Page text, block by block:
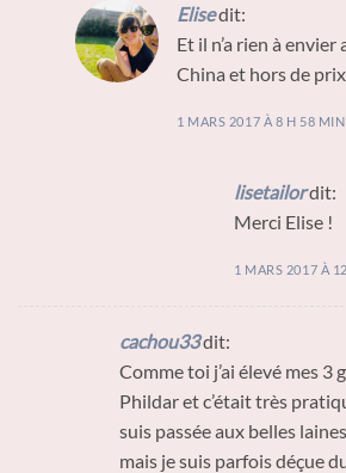
Elisedit:
Et il n’a rien à
China et hors de
1 MARS 2017 À 8 H 58 MIN
lisetailordit:
Merci Elise !
1 MARS 2017 À
cachou33dit:
Comme toi j’ai élevé mes 3
Phildar et c’était très
suis passée aux belles
mais je suis parfois déçue